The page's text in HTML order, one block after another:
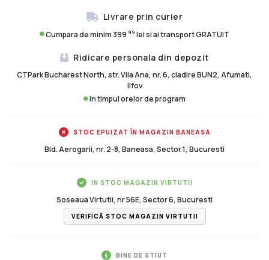
Livrare prin curier
Cumpara de minim 399 99 lei si ai transport GRATUIT
Ridicare personala din depozit
CTPark Bucharest North, str. Vila Ana, nr. 6, cladire BUN2, Afumati,
Ilfov
In timpul orelor de program
STOC EPUIZAT ÎN MAGAZIN BANEASA
Bld. Aerogarii, nr. 2-8, Baneasa, Sector 1, Bucuresti
IN STOC MAGAZIN VIRTUTII
Soseaua Virtutii, nr 56E, Sector 6, Bucuresti
VERIFICĂ STOC MAGAZIN VIRTUTII
BINE DE STIUT